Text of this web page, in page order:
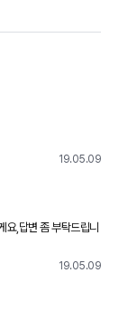
19.05.09
19.05.09